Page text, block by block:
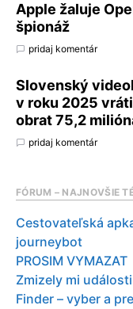
Apple žaluje
špionáž
pridaj komentár
Slovenský
v roku 2025
obrat 75,2
pridaj komentár
FÓRUM – NAJNOVŠIE
Cestovateľská
journeybot
PROSIM VYMAZAT
Zmizely mi
Finder – vyber a